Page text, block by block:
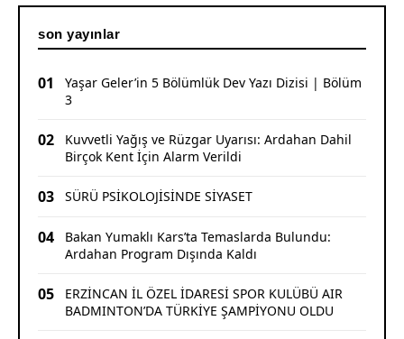
son yayınlar
01
Yaşar Geler’in 5 Bölümlük Dev Yazı Dizisi | Bölüm
3
02
Kuvvetli Yağış ve Rüzgar Uyarısı: Ardahan Dahil
Birçok Kent İçin Alarm Verildi
03 SÜRÜ PSİKOLOJİSİNDE SİYASET
04
Bakan Yumaklı Kars’ta Temaslarda Bulundu:
Ardahan Program Dışında Kaldı
05
ERZİNCAN İL ÖZEL İDARESİ SPOR KULÜBÜ AIR
BADMINTON’DA TÜRKİYE ŞAMPİYONU OLDU